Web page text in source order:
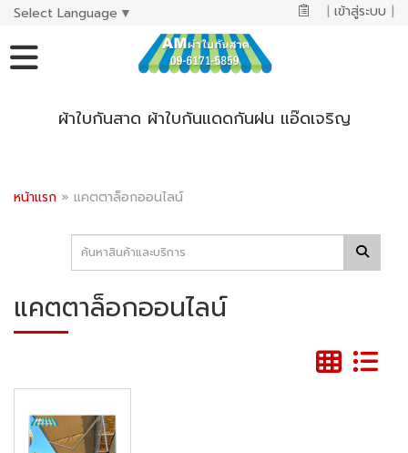
Select Language ▼ | เข้าสู่ระบบ |
ผ้าใบกันสาด ผ้าใบกันแดดกันฝน แอ๊ดเจริญ
หน้าแรก » แคตตาล็อกออนไลน์
แคตตาล็อกออนไลน์